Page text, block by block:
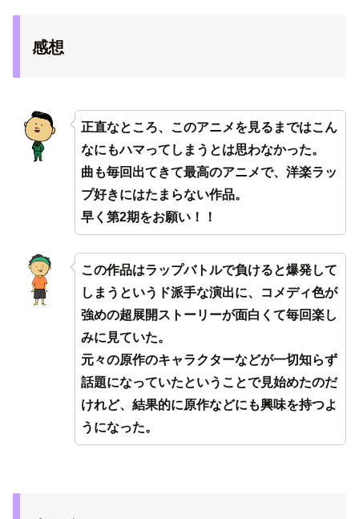
感想
正直なところ、このアニメを見るまではこん
なにもハマってしまうとは思わなかった。
曲も毎回出てきて最高のアニメで、洋楽ラッ
プ好きにはたまらない作品。
早く第2期をお願い！！
この作品はラップバトルで負けると爆発して
しまうというド派手な演出に、コメディ色が
強めの超展開ストーリーが面白くて毎回楽し
みに見ていた。
元々の原作のキャラクターなどが一切知らず
話題になっていたということで見始めたのだ
けれど、結果的に原作などにも興味を持つよ
うになった。